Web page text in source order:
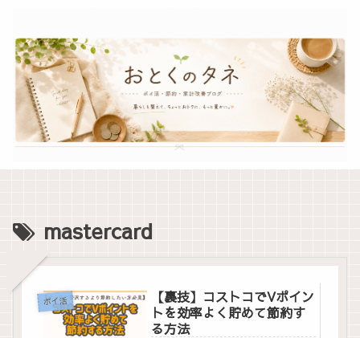
mastercard
ポイ活
【裏技】コストコでVポイン
トを効率よく貯めて節約す
る方法